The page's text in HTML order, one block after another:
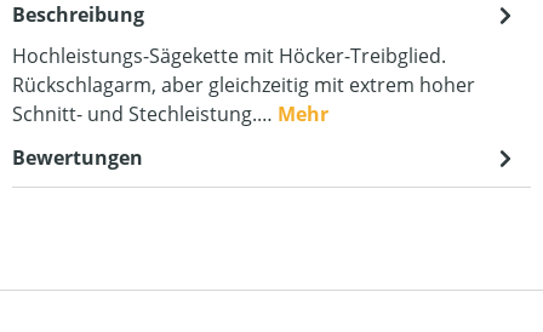
Beschreibung
Hochleistungs-Sägekette mit Höcker-Treibglied.
Rückschlagarm, aber gleichzeitig mit extrem hoher
Schnitt- und Stechleistung.… Mehr
Bewertungen